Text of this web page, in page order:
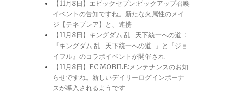
【11月8日】エピックセブン:ピックアップ召喚
イベントの告知ですね。新たな火属性のメイ
ジ【テネブレア】と、連携
【11月8日】キングダム 乱 -天下統一への道-:
『キングダム 乱 -天下統一への道-』と『ジョ
イフル』のコラボイベントが開催され
【11月8日】FC MOBILE:メンテナンスのお知
らせですね。新しいデイリーログインボーナ
スが導入されるようです